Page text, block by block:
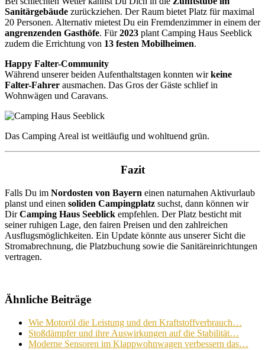
Sanitärgebäude zurückziehen. Der Raum bietet Platz für maximal
20 Personen. Alternativ mietest Du ein Fremdenzimmer in einem der
angrenzenden Gasthöfe. Für2023 plant Camping Haus Seeblick
zudem die Errichtung von 13 festen Mobilheimen.
Happy Falter-Community
Während unserer beiden Aufenthaltstagen konnten wirkeine
Falter-Fahrer ausmachen. Das Gros der Gäste schlief in
Wohnwägen und Caravans.
Das Camping Areal ist weitläufig und wohltuend grün.
Fazit
Falls Du im Nordosten von Bayern einen naturnahen Aktivurlaub
planst und einen soliden Campingplatz suchst, dann können wir
DirCamping Haus Seeblick empfehlen. Der Platz besticht mit
seiner ruhigen Lage, den fairen Preisen und den zahlreichen
Ausflugsmöglichkeiten. Ein Update könnte aus unserer Sicht die
Stromabrechnung, die Platzbuchung sowie die Sanitäreinrichtungen
vertragen.
Ähnliche Beiträge
Wie Motoröl die Leistung und den Kraftstoffverbrauch…
Stoßdämpfer und ihre Auswirkungen auf die Stabilität…
Moderne Sensoren im Klappwohnwagen verbessern das…